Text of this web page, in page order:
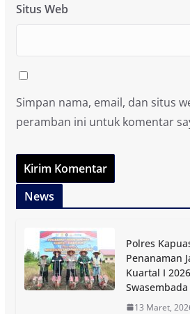
Situs Web
Simpan nama, email, dan situs
peramban ini untuk komentar
News
Polres
Penanaman
Kuartal I
13 Maret,